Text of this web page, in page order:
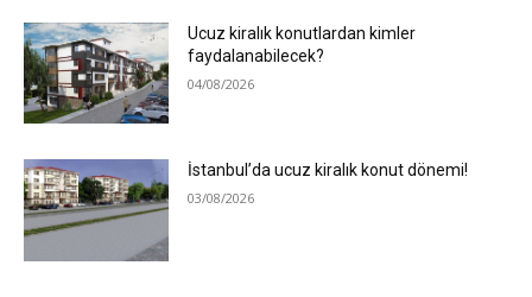
Ucuz kiralık konutlardan kimler
faydalanabilecek?
04/08/2026
İstanbul’da ucuz kiralık konut dönemi!
03/08/2026